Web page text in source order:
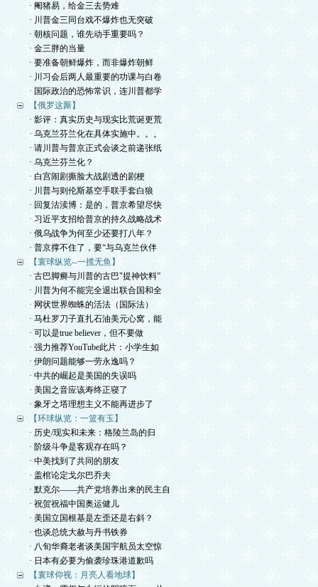
· 阉猪易，给金三去势难
· 川普金三同台戏不爆炸也无突破
· 朝核问题，谁先动手重要吗？
· 金三胖的当量
· 要准备朝鲜爆炸，而非爆炸朝鲜
· 川习会后两人最重要的功课与白卷
· 国际政治的恐怖常识，连川普都学
【俄罗这厮】
· 影评：真实历史与现实比荒诞更荒
· 乌克兰芬兰化在具体实施中。。。
· 请川普与普京正式会谈之前递张纸
· 乌克兰芬兰化？
· 白宫闹剧撕脸大战剧透的剧梗
· 川普与则伦斯基空手联手套白狼
· 回复沽渎博：是的，普京希望尽快
· 习近平支招给普京的持久战略战术
· 俄乌战争为何至少还要打八年？
· 普京撑不住了，要“与乌克兰伙伴
【寰球纵览--一揽无鱼】
· 古巴脚癣与川普的古巴"提神饮料”
· 川普为何不能完全退出联合国和全
· 网状世界蜘蛛的活法（国际法）
· 马杜罗刀子直扎石油美元心窝，能
· 可以是true believer，但不要做
· 强力推荐YouTube此片：小学生如
· 伊朗问题能够一劳永逸吗？
· 中共的崛起是美国的失误吗
· 美国之音应该寿终正寝了
· 象牙之塔理想主义不能再进步了
【环球纵览：一篮有玉】
· 历史/现实和未来：格陵兰岛的归
· 阶级斗争是客观存在吗？
· 中美找到了共同的朋友
· 盖棺论定戈尔巴乔夫
· 默克尔——共产党培养出来的民主自
· 祝贺祝福中国奥运健儿
· 美国立国根基是左歪还是右斜？
· 也谈总统大赦与丹书铁券
· 八旬华裔老者谈美国宇航员太空惊
· 日本有必要为偷袭珍珠港道歉吗
【寰球仰视：月亮人看地球】